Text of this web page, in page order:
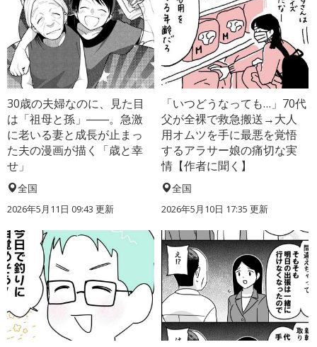
30歳の夫婦なのに、見た目
は「祖母と孫」――。急激
に老いる妻と成長が止まっ
た夫の漫画が描く「歳と幸
せ」
全国
2026年5月11日 09:43 更新
「いつどうなっても…」70代
父が全裸で救急搬送→大人
用オムツを手に最悪を覚悟
するアラサー娘の痛切な実
情【作者に聞く】
全国
2026年5月10日 17:35 更新